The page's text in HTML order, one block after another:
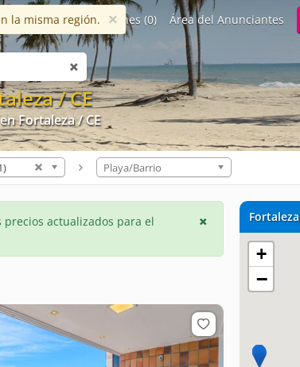
/ CE
Fortaleza / CE
(0) Conversaciones (0) Área del Anunciantes
la misma región. ×
Playa/Barrio
Fortaleza
+
−
precios actualizados para el